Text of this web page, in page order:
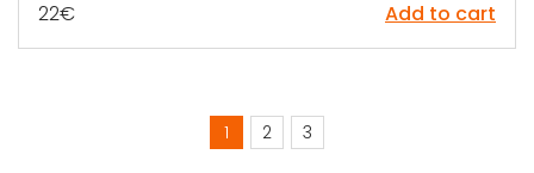
22€ Add to cart
1 2 3